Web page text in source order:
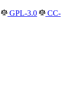
GPL-3.0
CC-